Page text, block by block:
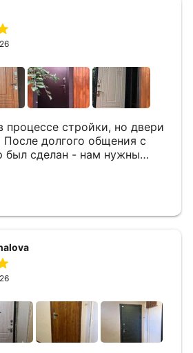
стройки, но двери
долгого общения с
был сделан - нам нужны
Композит, которые нашлись
. Менеджер Филипп
посчитал стоимость и
ответили на все
работой мы довольны.